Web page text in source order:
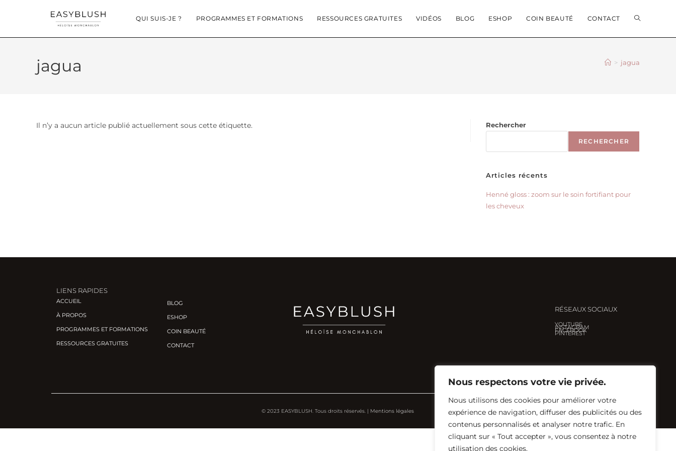
Nous respectons votre vie privée.
Nous utilisons des cookies pour améliorer votre
expérience de navigation, diffuser des publicités ou des
contenus personnalisés et analyser notre trafic. En
cliquant sur « Tout accepter », vous consentez à notre
utilisation des cookies.
QUI SUIS-JE ? PROGRAMMES ET FORMATIONS RESSOURCES GRATUITES VIDÉOS BLOG ESHOP COIN BEAUTÉ CONTACT
jagua > jagua
Il n’y a aucun article publié actuellement sous cette étiquette. Rechercher
RECHERCHER
Articles récents
Henné gloss : zoom sur le soin fortifiant pour
les cheveux
LIENS RAPIDES
ACCUEIL
À PROPOS
PROGRAMMES ET FORMATIONS
RESSOURCES GRATUITES
BLOG
ESHOP
COIN BEAUTÉ
CONTACT
RÉSEAUX SOCIAUX
YOUTUBE
INSTAGRAM
FACEBOOK
PINTEREST
© 2023 EASYBLUSH. Tous droits réservés. | Mentions légales Créé avec ♡ parEglantine Renault